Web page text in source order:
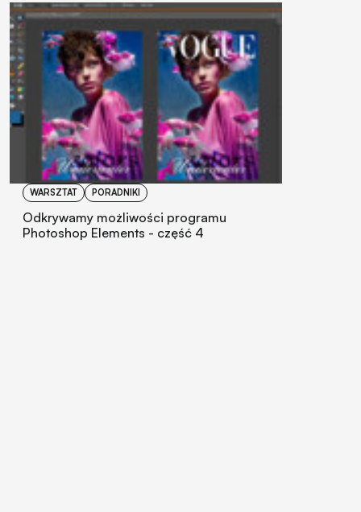
WARSZTAT PORADNIKI
Odkrywamy możliwości programu
Photoshop Elements - część 4